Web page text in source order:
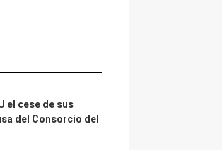
el cese de sus
del Consorcio del